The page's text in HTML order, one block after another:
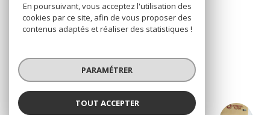
NOS RÉSEAUX
En poursuivant, vous acceptez l'utilisation des
cookies par ce site, afin de vous proposer des
contenus adaptés et réaliser des statistiques !
PARAMÉTRER
TOUT ACCEPTER